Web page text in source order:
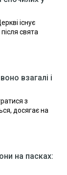
існує
свята
взагалі і
з
досягає на
на пасках: